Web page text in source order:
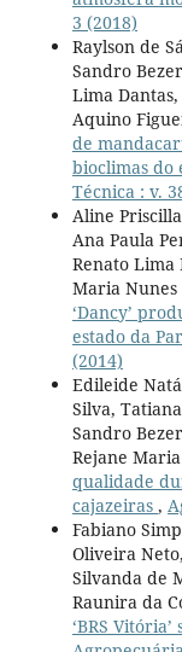
3 (2018)
Raylson de
Sandro
Lima
Aquino
de
bioclimas do
Técnica : v.
Aline
Ana Paula
Renato Lima
Maria Nunes
‘Dancy’
estado da
(2014)
Edileide
Silva,
Sandro
Rejane
qualidade
cajazeiras ,
Fabiano
Oliveira
Silvanda de
Raunira da
‘BRS